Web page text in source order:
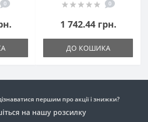
0 0
1 742.44 грн.
ДО КОШИКА
першим про акції і знижки?
на нашу розсилку